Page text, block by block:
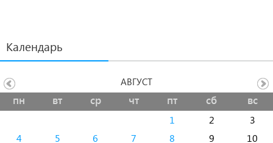
Календарь
пн вт ср чт пт сб вс
1 2
3
4
5 6 7 8 9
10
АВГУСТ